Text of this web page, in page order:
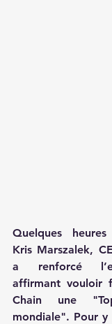
Quelques
Kris Marszalek,
a renforcé
affirmant vouloir
Chain une
mondiale". Pour